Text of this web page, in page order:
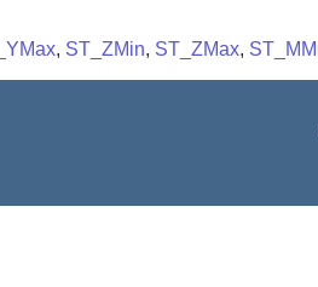
, ST_ZMin, ST_ZMax,